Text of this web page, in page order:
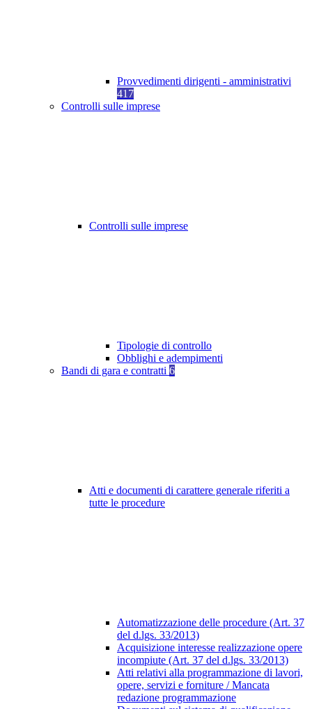
Provvedimenti dirigenti - amministrativi
417
Controlli sulle imprese
Controlli sulle imprese
Tipologie di controllo
Obblighi e adempimenti
Bandi di gara e contratti 6
Atti e documenti di carattere generale riferiti a
tutte le procedure
Automatizzazione delle procedure (Art. 37
del d.lgs. 33/2013)
Acquisizione interesse realizzazione opere
incompiute (Art. 37 del d.lgs. 33/2013)
Atti relativi alla programmazione di lavori,
opere, servizi e forniture / Mancata
redazione programmazione